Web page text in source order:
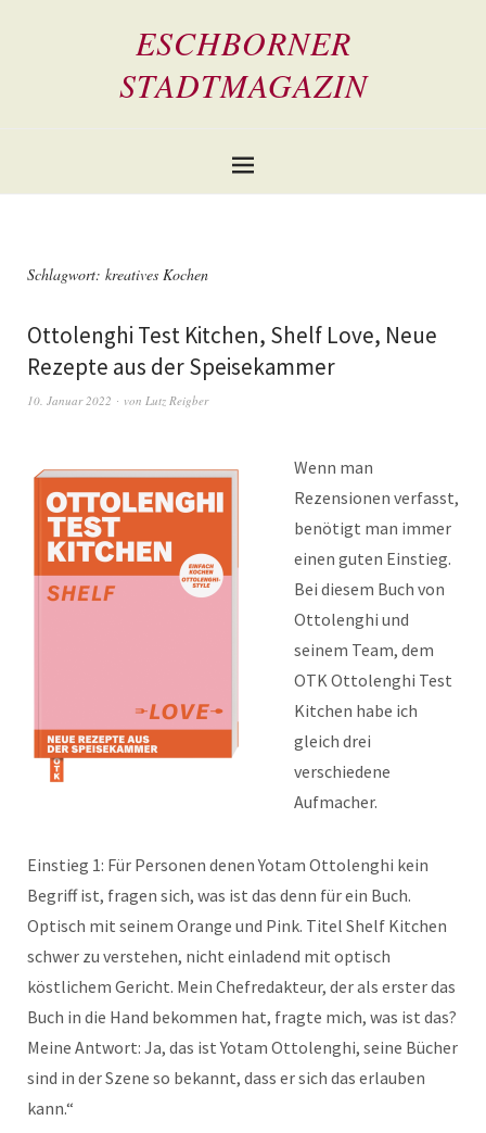
ESCHBORNER
STADTMAGAZIN
Schlagwort: kreatives Kochen
Ottolenghi Test Kitchen, Shelf Love, Neue
Rezepte aus der Speisekammer
10. Januar 2022 von Lutz Reigber
Wenn man
Rezensionen verfasst,
benötigt man immer
einen guten Einstieg.
Bei diesem Buch von
Ottolenghi und
seinem Team, dem
OTK Ottolenghi Test
Kitchen habe ich
gleich drei
verschiedene
Aufmacher.
Einstieg 1: Für Personen denen Yotam Ottolenghi kein
Begriff ist, fragen sich, was ist das denn für ein Buch.
Optisch mit seinem Orange und Pink. Titel Shelf Kitchen
schwer zu verstehen, nicht einladend mit optisch
köstlichem Gericht. Mein Chefredakteur, der als erster das
Buch in die Hand bekommen hat, fragte mich, was ist das?
Meine Antwort: Ja, das ist Yotam Ottolenghi, seine Bücher
sind in der Szene so bekannt, dass er sich das erlauben
kann.“